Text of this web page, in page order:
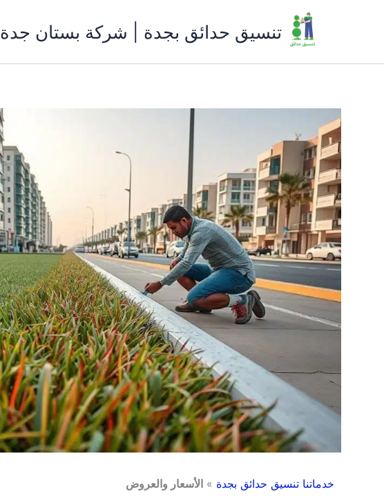
تنسيق حدائق بجدة | شركة بستان جدة
خدماتنا تنسيق حدائق بجدة » الأسعار والعروض